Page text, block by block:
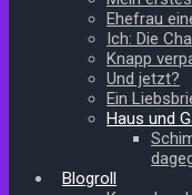
Ehefrau
Ich: Die
Knapp
Und jetzt?
Ein
Haus und
Blogroll